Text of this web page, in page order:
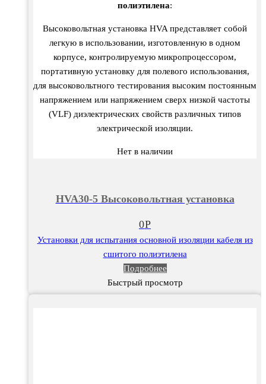
полиэтилена:
Высоковольтная установка HVA представляет собой
легкую в использовании, изготовленную в одном
корпусе, контролируемую микропроцессором,
портативную установку для полевого использования,
для высоковольтного тестирования высоким постоянным
напряжением или напряжением сверх низкой частоты
(VLF) диэлектрических свойств различных типов
электрической изоляции.
Нет в наличии
HVA30-5 Высоковольтная установка
0Р
Установки для испытания основной изоляции кабеля из
сшитого полиэтилена
Подробнее
Быстрый просмотр